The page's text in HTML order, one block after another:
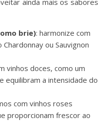
ainda mais os sabores
brie): harmonize com
ou Sauvignon
vinhos doces, como um
equilibram a intensidade do
com vinhos roses
proporcionam frescor ao